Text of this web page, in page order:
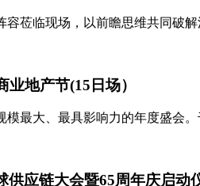
容莅临现场，以前瞻思维共同破解
业地产节(15日场）
模最大、最具影响力的年度盛会
供应链大会暨65周年庆启动